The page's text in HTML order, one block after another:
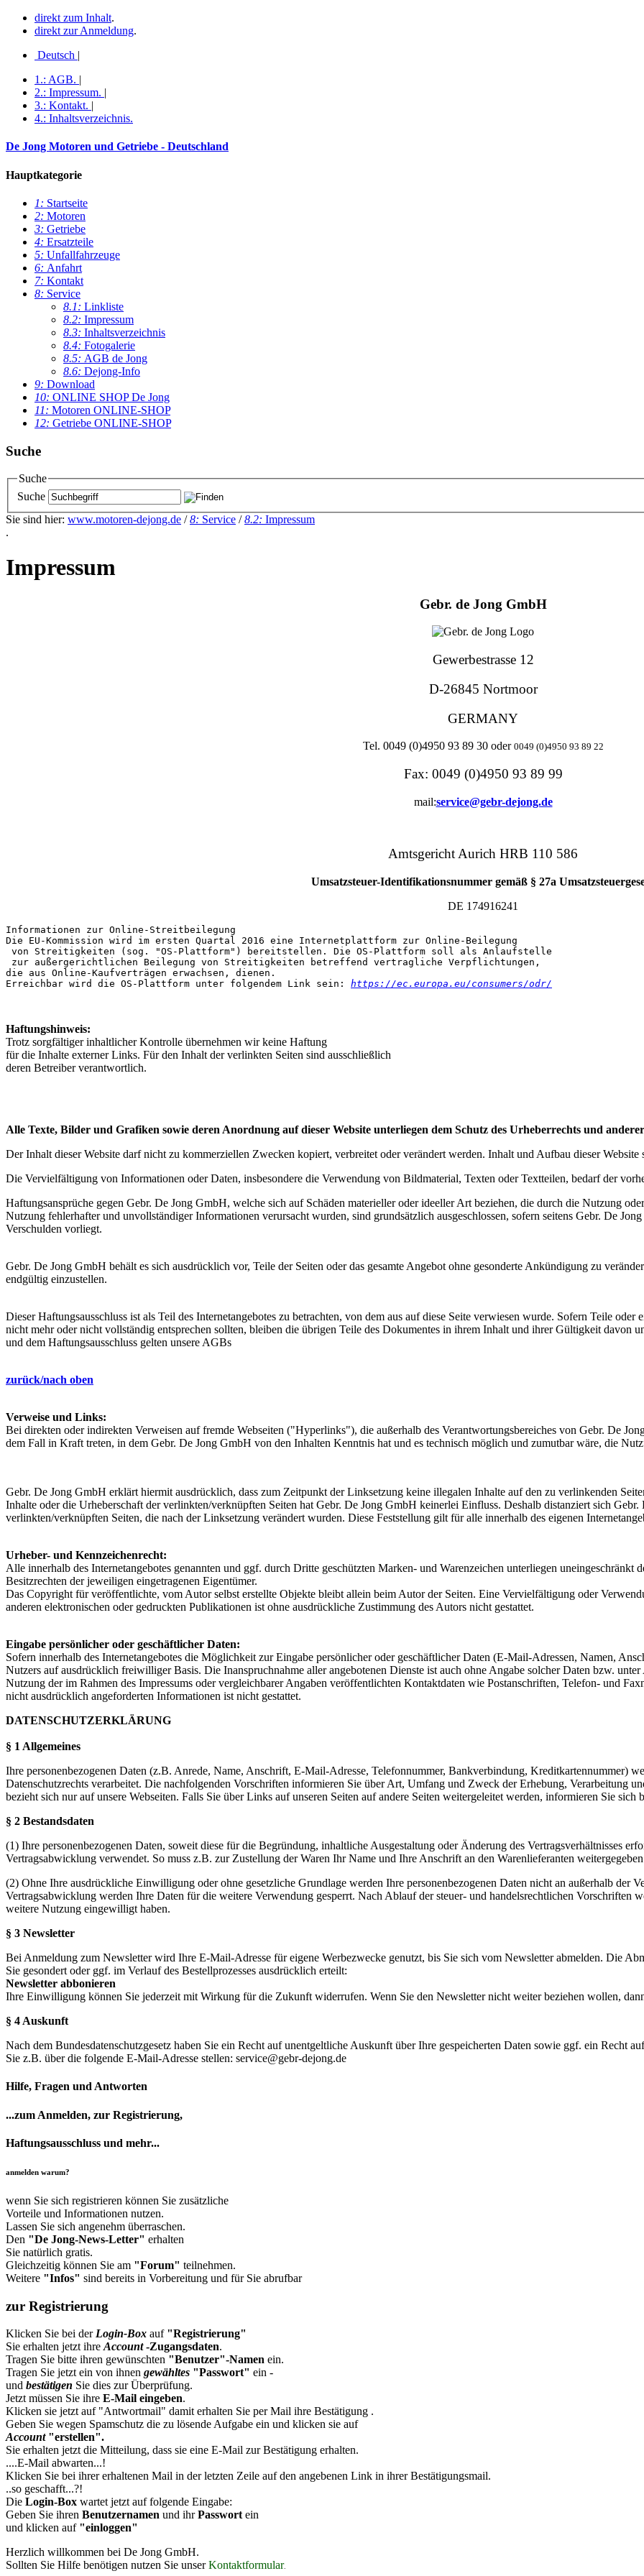
direkt zum Inhalt.
direkt zur Anmeldung.
Deutsch |
1.: AGB. |
2.: Impressum. |
3.: Kontakt. |
4.: Inhaltsverzeichnis.
De Jong Motoren und Getriebe - Deutschland
Hauptkategorie
1: Startseite
2: Motoren
3: Getriebe
4: Ersatzteile
5: Unfallfahrzeuge
6: Anfahrt
7: Kontakt
8: Service
8.1: Linkliste
8.2: Impressum
8.3: Inhaltsverzeichnis
8.4: Fotogalerie
8.5: AGB de Jong
8.6: Dejong-Info
9: Download
10: ONLINE SHOP De Jong
11: Motoren ONLINE-SHOP
12: Getriebe ONLINE-SHOP
Suche
Suche
Suche
Sie sind hier: www.motoren-dejong.de /8: Service /8.2: Impressum
.
Impressum
Gebr. de Jong GmbH
Gewerbestrasse 12
D-26845 Nortmoor
GERMANY
Tel. 0049 (0)4950 93 89 30 oder 0049 (0)4950 93 89 22
Fax: 0049 (0)4950 93 89 99
mail:service@gebr-dejong.de
Amtsgericht Aurich HRB 110 586
Umsatzsteuer-Identifikationsnummer gemäß § 27a
DE 174916241
Informationen zur Online-Streitbeilegung
Die EU-Kommission wird im ersten Quartal 2016 eine Internetplattform zur Online-Beilegung
von Streitigkeiten (sog. "OS-Plattform") bereitstellen. Die OS-Plattform soll als Anlaufstelle
zur außergerichtlichen Beilegung von Streitigkeiten betreffend vertragliche Verpflichtungen,
die aus Online-Kaufverträgen erwachsen, dienen.
Erreichbar wird die OS-Plattform unter folgendem Link sein: https://ec.europa.eu/consumers/odr/
Haftungshinweis:
Trotz sorgfältiger inhaltlicher Kontrolle übernehmen wir keine Haftung
für die Inhalte externer Links. Für den Inhalt der verlinkten Seiten sind ausschließlich
deren Betreiber verantwortlich.
Alle Texte, Bilder und Grafiken sowie deren Anordnung auf dieser Website unterliegen dem Schutz des Urheberrechts und anderer
Der Inhalt dieser Website darf nicht zu kommerziellen Zwecken kopiert, verbreitet oder verändert werden. Inhalt und Aufbau dieser Website
Die Vervielfältigung von Informationen oder Daten, insbesondere die Verwendung von Bildmaterial, Texten oder Textteilen, bedarf der
Haftungsansprüche gegen Gebr. De Jong GmbH, welche sich auf Schäden materieller oder ideeller Art beziehen, die durch die Nutzung
Nutzung fehlerhafter und unvollständiger Informationen verursacht wurden, sind grundsätzlich ausgeschlossen, sofern seitens Gebr. De
Verschulden vorliegt.
Gebr. De Jong GmbH behält es sich ausdrücklich vor, Teile der Seiten oder das gesamte Angebot ohne gesonderte Ankündigung zu
endgültig einzustellen.
Dieser Haftungsausschluss ist als Teil des Internetangebotes zu betrachten, von dem aus auf diese Seite verwiesen wurde. Sofern Teile
nicht mehr oder nicht vollständig entsprechen sollten, bleiben die übrigen Teile des Dokumentes in ihrem Inhalt und ihrer Gültigkeit davon
und dem Haftungsausschluss gelten unsere AGBs
zurück/nach oben
Verweise und Links:
Bei direkten oder indirekten Verweisen auf fremde Webseiten ("Hyperlinks"), die außerhalb des Verantwortungsbereiches von Gebr. De
dem Fall in Kraft treten, in dem Gebr. De Jong GmbH von den Inhalten Kenntnis hat und es technisch möglich und zumutbar wäre, die
Gebr. De Jong GmbH erklärt hiermit ausdrücklich, dass zum Zeitpunkt der Linksetzung keine illegalen Inhalte auf den zu verlinkenden
Inhalte oder die Urheberschaft der verlinkten/verknüpften Seiten hat Gebr. De Jong GmbH keinerlei Einfluss. Deshalb distanziert sich
verlinkten/verknüpften Seiten, die nach der Linksetzung verändert wurden. Diese Feststellung gilt für alle innerhalb des eigenen
Urheber- und Kennzeichenrecht:
Alle innerhalb des Internetangebotes genannten und ggf. durch Dritte geschützten Marken- und Warenzeichen unterliegen
Besitzrechten der jeweiligen eingetragenen Eigentümer.
Das Copyright für veröffentlichte, vom Autor selbst erstellte Objekte bleibt allein beim Autor der Seiten. Eine Vervielfältigung oder
anderen elektronischen oder gedruckten Publikationen ist ohne ausdrückliche Zustimmung des Autors nicht gestattet.
Eingabe persönlicher oder geschäftlicher Daten:
Sofern innerhalb des Internetangebotes die Möglichkeit zur Eingabe persönlicher oder geschäftlicher Daten (E-Mail-Adressen, Namen,
Nutzers auf ausdrücklich freiwilliger Basis. Die Inanspruchnahme aller angebotenen Dienste ist auch ohne Angabe solcher Daten bzw.
Nutzung der im Rahmen des Impressums oder vergleichbarer Angaben veröffentlichten Kontaktdaten wie Postanschriften, Telefon- und
nicht ausdrücklich angeforderten Informationen ist nicht gestattet.
DATENSCHUTZERKLÄRUNG
§ 1 Allgemeines
Ihre personenbezogenen Daten (z.B. Anrede, Name, Anschrift, E-Mail-Adresse, Telefonnummer, Bankverbindung, Kreditkartennummer)
Datenschutzrechts verarbeitet. Die nachfolgenden Vorschriften informieren Sie über Art, Umfang und Zweck der Erhebung, Verarbeitung
bezieht sich nur auf unsere Webseiten. Falls Sie über Links auf unseren Seiten auf andere Seiten weitergeleitet werden, informieren Sie
§ 2 Bestandsdaten
(1) Ihre personenbezogenen Daten, soweit diese für die Begründung, inhaltliche Ausgestaltung oder Änderung des Vertragsverhältnisses
Vertragsabwicklung verwendet. So muss z.B. zur Zustellung der Waren Ihr Name und Ihre Anschrift an den Warenlieferanten
(2) Ohne Ihre ausdrückliche Einwilligung oder ohne gesetzliche Grundlage werden Ihre personenbezogenen Daten nicht an außerhalb der
Vertragsabwicklung werden Ihre Daten für die weitere Verwendung gesperrt. Nach Ablauf der steuer- und handelsrechtlichen Vorschriften
weitere Nutzung eingewilligt haben.
§ 3 Newsletter
Bei Anmeldung zum Newsletter wird Ihre E-Mail-Adresse für eigene Werbezwecke genutzt, bis Sie sich vom Newsletter abmelden. Die
Sie gesondert oder ggf. im Verlauf des Bestellprozesses ausdrücklich erteilt:
Newsletter abbonieren
Ihre Einwilligung können Sie jederzeit mit Wirkung für die Zukunft widerrufen. Wenn Sie den Newsletter nicht weiter beziehen wollen,
§ 4 Auskunft
Nach dem Bundesdatenschutzgesetz haben Sie ein Recht auf unentgeltliche Auskunft über Ihre gespeicherten Daten sowie ggf. ein Recht
Sie z.B. über die folgende E-Mail-Adresse stellen: service@gebr-dejong.de
Hilfe, Fragen und Antworten
...zum Anmelden, zur Registrierung,
Haftungsausschluss und mehr...
anmelden warum?
wenn Sie sich registrieren können Sie zusätzliche
Vorteile und Informationen nutzen.
Lassen Sie sich angenehm überraschen.
Den "De Jong-News-Letter" erhalten
Sie natürlich gratis.
Gleichzeitig können Sie am "Forum" teilnehmen.
Weitere "Infos" sind bereits in Vorbereitung und für Sie abrufbar
zur Registrierung
Klicken Sie bei der Login-Box auf "Registrierung"
Sie erhalten jetzt ihre Account-Zugangsdaten.
Tragen Sie bitte ihren gewünschten "Benutzer"-Namen ein.
Tragen Sie jetzt ein von ihnen gewähltes "Passwort" ein -
und bestätigen Sie dies zur Überprüfung.
Jetzt müssen Sie ihre E-Mail eingeben.
Klicken sie jetzt auf "Antwortmail" damit erhalten Sie perMail ihre Bestätigung .
Geben Sie wegen Spamschutz die zu lösende Aufgabe ein und klicken sie auf
Account"erstellen".
Sie erhalten jetzt die Mitteilung, dass sie eine E-Mail zur Bestätigung erhalten.
....E-Mail abwarten...!
Klicken Sie bei ihrer erhaltenen Mail in der letzten Zeile auf den angebenen Link in ihrer Bestätigungsmail.
..so geschafft...?!
Die Login-Box wartet jetzt auf folgende Eingabe:
Geben Sie ihren Benutzernamen und ihrPasswort ein
und klicken auf "einloggen"
Herzlich willkommen bei De Jong GmbH.
Sollten Sie Hilfe benötigen nutzen Sie unserKontaktformular.